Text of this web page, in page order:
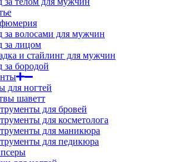
за волосами для мужчин
за лицом
и стайлинг для мужчин
за бородой
для ногтей
шаветт
для бровей
для косметолога
для маникюра
для педикюра